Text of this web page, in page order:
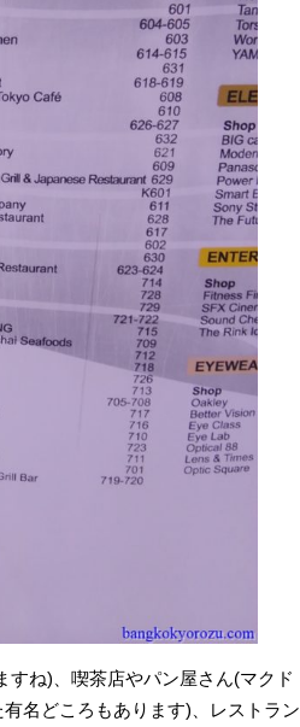
ね)、喫茶店やパン屋さん(マクド
名どころもあります)、レストラン